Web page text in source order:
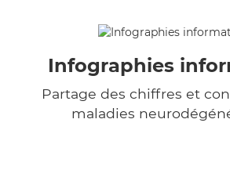
Infographies
Partage des chiffres et
maladies